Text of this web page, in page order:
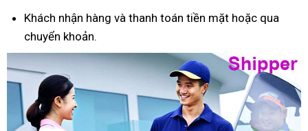
Khách nhận hàng và thanh toán tiền mặt hoặc qua
chuyển khoản.